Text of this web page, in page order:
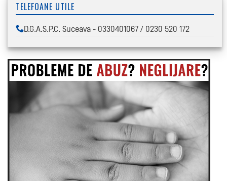
TELEFOANE UTILE
D.G.A.S.P.C. Suceava - 0330401067 / 0230 520 172